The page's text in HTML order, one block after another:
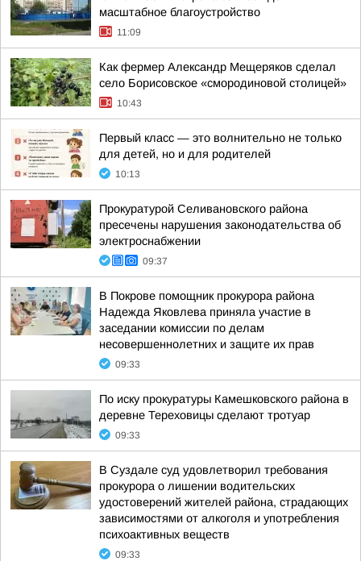
масштабное благоустройство
11:09
Как фермер Александр Мещеряков сделал
село Борисовское «смородиновой столицей»
10:43
Первый класс — это волнительно не только
для детей, но и для родителей
10:13
Прокуратурой Селивановского района
пресечены нарушения законодательства об
электроснабжении
09:37
В Покрове помощник прокурора района
Надежда Яковлева приняла участие в
заседании комиссии по делам
несовершеннолетних и защите их прав
09:33
По иску прокуратуры Камешковского района в
деревне Тереховицы сделают тротуар
09:33
В Суздале суд удовлетворил требования
прокурора о лишении водительских
удостоверений жителей района, страдающих
зависимостями от алкоголя и употребления
психоактивных веществ
09:33